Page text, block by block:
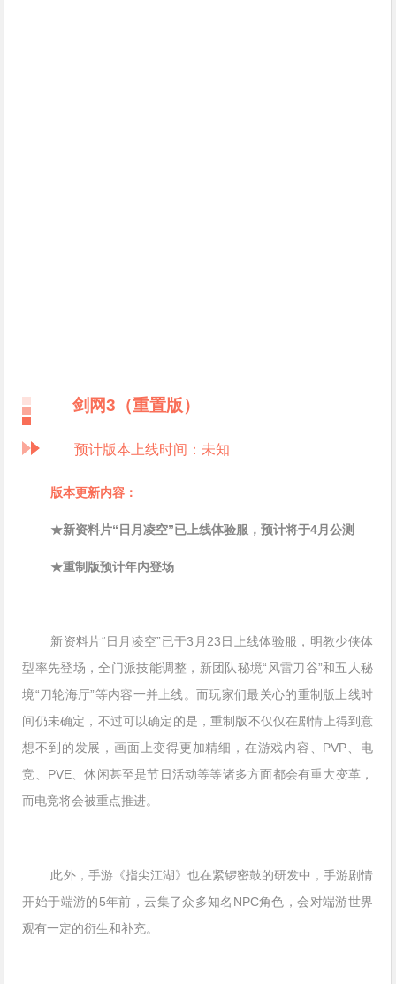
剑网3（重置版）
预计版本上线时间：未知
版本更新内容：
★新资料片“日月凌空”已上线体验服，预计将于4月公测
★重制版预计年内登场
新资料片“日月凌空”已于3月23日上线体验服，明教少侠体
型率先登场，全门派技能调整，新团队秘境“风雷刀谷”和五人秘
境“刀轮海厅”等内容一并上线。而玩家们最关心的重制版上线时
间仍未确定，不过可以确定的是，重制版不仅仅在剧情上得到意
想不到的发展，画面上变得更加精细，在游戏内容、PVP、电
竞、PVE、休闲甚至是节日活动等等诸多方面都会有重大变革，
而电竞将会被重点推进。
此外，手游《指尖江湖》也在紧锣密鼓的研发中，手游剧情
开始于端游的5年前，云集了众多知名NPC角色，会对端游世界
观有一定的衍生和补充。